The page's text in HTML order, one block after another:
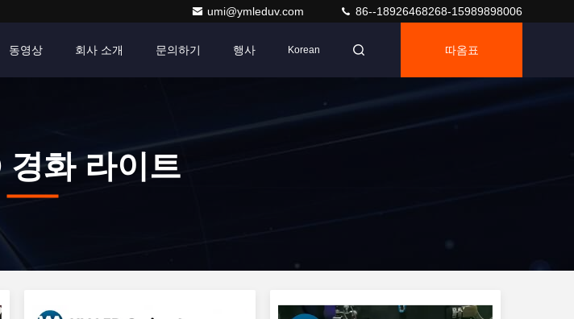
umi@ymleduv.com 86--18926468268-15989898006
동영상 회사 소개 문의하기 행사 Korean 따옴표
경화 라이트